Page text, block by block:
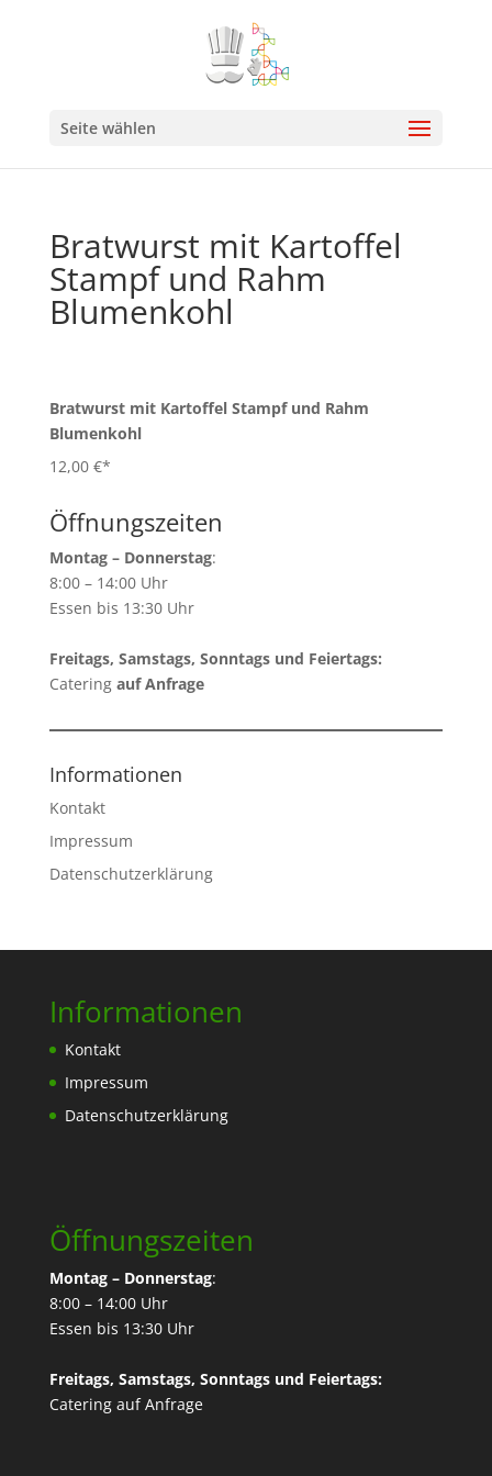
Seite wählen
Bratwurst mit Kartoffel
Stampf und Rahm
Blumenkohl
Bratwurst mit Kartoffel Stampf und Rahm
Blumenkohl
12,00 €*
Öffnungszeiten
Montag – Donnerstag:
8:00 – 14:00 Uhr
Essen bis 13:30 Uhr
Freitags, Samstags, Sonntags und Feiertags:
Catering auf Anfrage
Informationen
Kontakt
Impressum
Datenschutzerklärung
Informationen
Kontakt
Impressum
Datenschutzerklärung
Öffnungszeiten
Montag – Donnerstag:
8:00 – 14:00 Uhr
Essen bis 13:30 Uhr
Freitags, Samstags, Sonntags und Feiertags:
Catering auf Anfrage